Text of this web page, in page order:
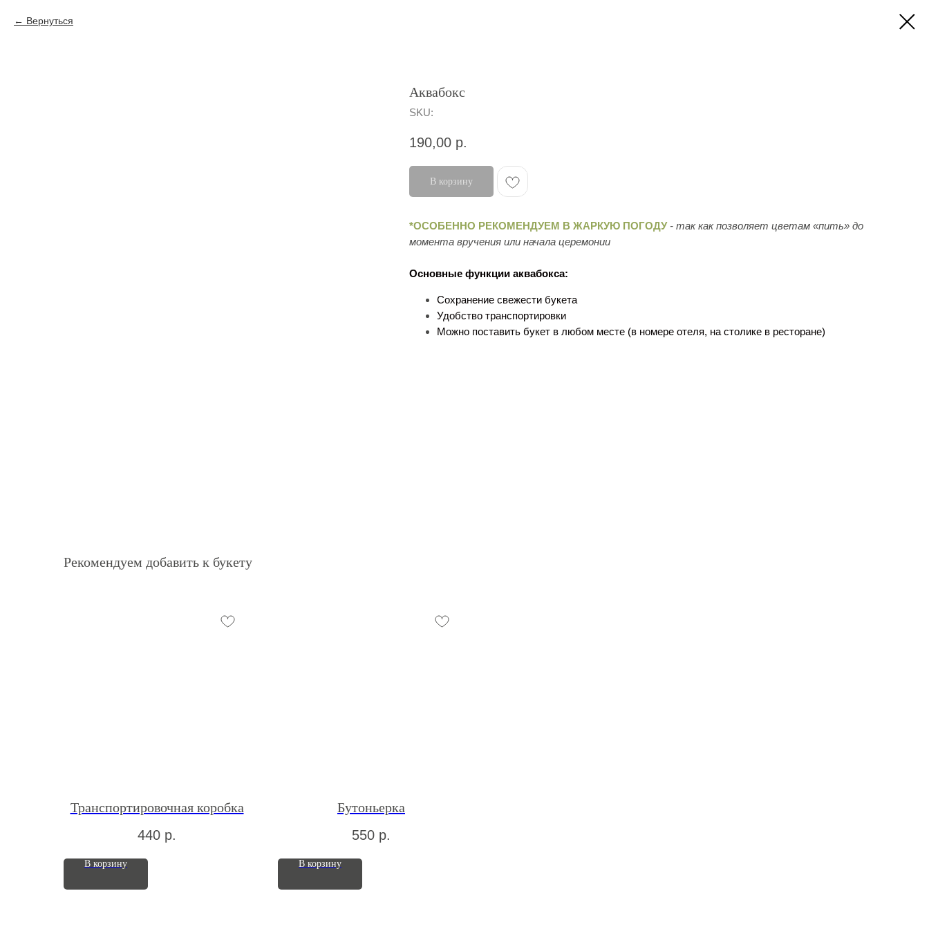
Вернуться
Аквабокс
SKU:
190,00 р.
В корзину
*ОСОБЕННО РЕКОМЕНДУЕМ В ЖАРКУЮ ПОГОДУ - так как позволяет цветам «пить» до
момента вручения или начала церемонии
Основные функции аквабокса:
Сохранение свежести букета
Удобство транспортировки
Можно поставить букет в любом месте (в номере отеля, на столике в ресторане)
Рекомендуем добавить к букету
Транспортировочная коробка
440 р.
В корзину
Бутоньерка
550 р.
В корзину